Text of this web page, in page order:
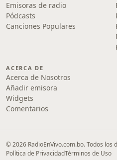
Emisoras de radio
Pódcasts
Canciones Populares
ACERCA DE
Acerca de Nosotros
Añadir emisora
Widgets
Comentarios
© 2026 RadioEnVivo.com.bo. Todos los
Política de PrivacidadTérminos de Uso